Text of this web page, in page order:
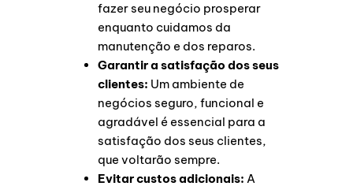
fazer seu negócio prosperar
enquanto cuidamos da
manutenção e dos reparos.
Garantir a satisfação dos seus
clientes: Um ambiente de
negócios seguro, funcional e
agradável é essencial para a
satisfação dos seus clientes,
que voltarão sempre.
Evitar custos adicionais: A